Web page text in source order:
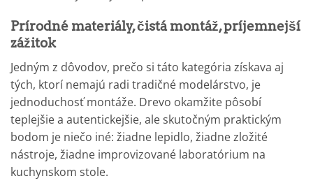
Prírodné materiály, čistá montáž, príjemnejší
zážitok
Jedným z dôvodov, prečo si táto kategória získava aj
tých, ktorí nemajú radi tradičné modelárstvo, je
jednoduchosť montáže. Drevo okamžite pôsobí
teplejšie a autentickejšie, ale skutočným praktickým
bodom je niečo iné: žiadne lepidlo, žiadne zložité
nástroje, žiadne improvizované laboratórium na
kuchynskom stole.